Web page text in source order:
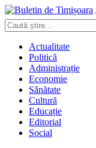
Actualitate
Politică
Administrație
Economie
Sănătate
Cultură
Educație
Editorial
Social